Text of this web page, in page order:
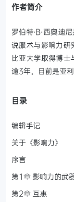
作者简介
罗伯特·B·西奥迪
说服术与影响力研
比亚大学取得博
逾3年。目前是亚
目录
编辑手记
关于《影响力》
序言
第1章 影响力的武
第2章 互惠